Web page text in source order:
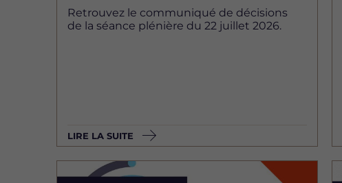
Retrouvez le communiqué de décisions
de la séance plénière du 22 juillet 2026.
LIRE LA SUITE
Image